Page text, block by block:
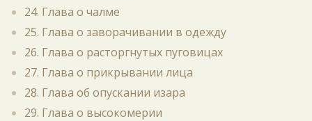
24. Глава о чалме
25. Глава о заворачивании в одежду
26. Глава о расторгнутых пуговицах
27. Глава о прикрывании лица
28. Глава об опускании изара
29. Глава о высокомерии